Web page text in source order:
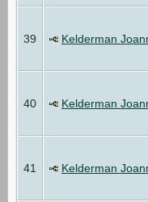
39 Kelderman
40 Kelderman
41 Kelderman